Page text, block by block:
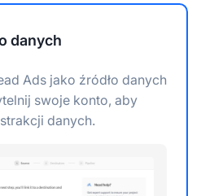
danych
Ads jako źródło danych
swoje konto, aby
danych.